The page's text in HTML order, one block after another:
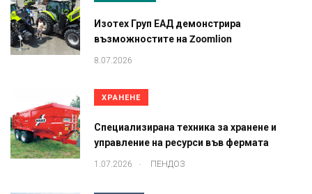
Изотех Груп ЕАД демонстрира
възможностите на Zoomlion
8.07.2026
ХРАНЕНЕ
Специализирана техника за хранене и
управление на ресурси във фермата
1.07.2026 . ПЕНДОЗ